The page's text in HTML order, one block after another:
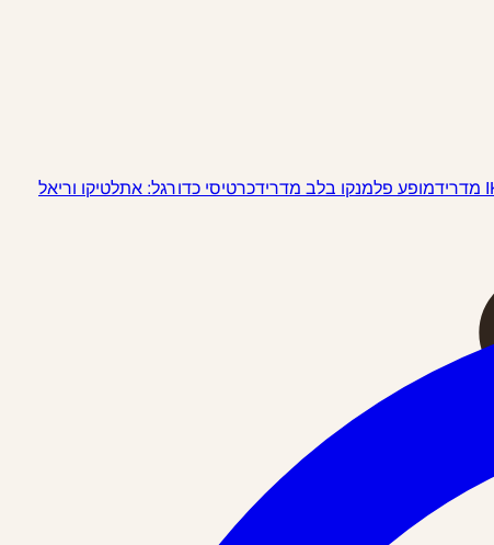
מופע פלמנקו בלב מדרידכרטיסי כדורגל: אתלטיקו וריאל